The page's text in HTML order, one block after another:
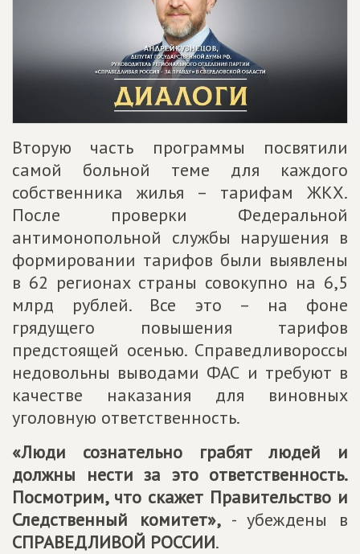
Вторую часть программы посвятили
самой больной теме для каждого
собственника жилья – тарифам ЖКХ.
После проверки Федеральной
антимонопольной службы нарушения в
формировании тарифов были выявлены
в 62 регионах страны совокупно на 6,5
млрд рублей. Все это – на фоне
грядущего повышения тарифов
предстоящей осенью. Справедливороссы
недовольны выводами ФАС и требуют в
качестве наказания для виновных
уголовную ответственность.
«Люди сознательно грабят людей и
должны нести за это ответственность.
Посмотрим, что скажет Правительство и
Следственный комитет»,- убеждены в
СПРАВЕДЛИВОЙ РОССИИ.